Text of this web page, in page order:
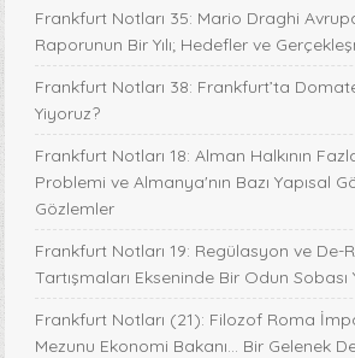
Frankfurt Notları 35: Mario Draghi
Raporunun Bir Yılı; Hedefler ve
Frankfurt Notları 38: Frankfurt’ta
Yiyoruz?
Frankfurt Notları 18: Alman Halkının
Problemi ve Almanya'nın Bazı Yapısal
Gözlemler
Frankfurt Notları 19: Regülasyon ve De-
Tartışmaları Ekseninde Bir Odun Sobası
Frankfurt Notları (21): Filozof Roma
Mezunu Ekonomi Bakanı… Bir Gelenek